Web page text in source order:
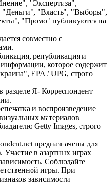
"Экспертиза",
"Деньги", "Власть", "Выборы",
"Промо" публикуются на
совместно с
републикация и
информации, которое содержит
EPA / UPG, строго
разделе Я- Корреспондент
и воспроизведение
материалов,
Getty Images, строго
предназначены для
Участие в азартных играх
Соблюдайте
игры. При
зависимости